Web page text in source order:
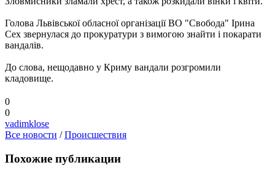
Голова Львівської обласної організації ВО "Свобода" Ірина
Сех звернулася до прокуратури з вимогою знайти і покарати
вандалів.
До слова, нещодавно у Криму вандали розгромили
кладовище.
0
0
vadimklose
Все новости /Происшествия
Похожие публикации